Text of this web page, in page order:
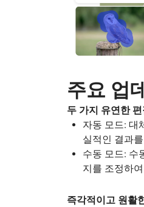
주요 업
두 가지 유연한
자동 모드: 대
실적인 결과
수동 모드: 수
지를 조정하
즉각적이고 원활